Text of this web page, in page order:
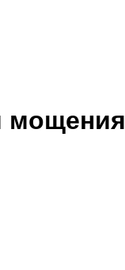
мощения